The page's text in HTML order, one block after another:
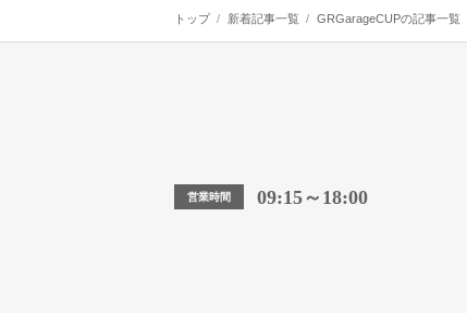
トップ 新着記事一覧 GRGarageCUPの記事一覧
営業時間 09:15～18:00